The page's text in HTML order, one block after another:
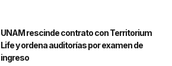
UNAM rescinde contrato con Territorium
Life y ordena auditorías por examen de
ingreso